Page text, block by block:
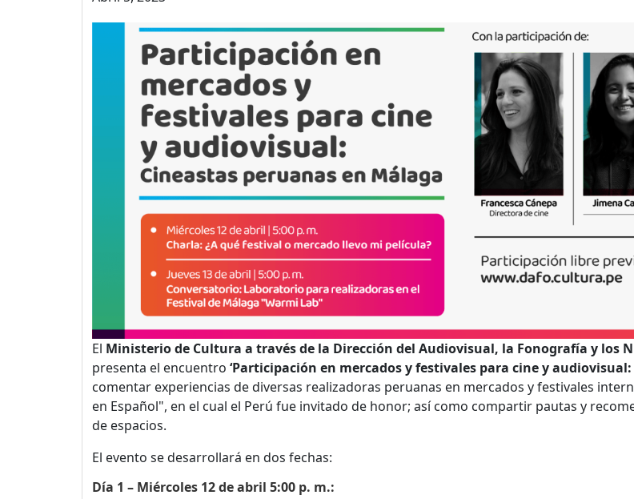
El Ministerio de Cultura a través de la Dirección del Audiovisual, la Fonografía y los
presenta el encuentro ‘Participación en mercados y festivales para cine y
comentar experiencias de diversas realizadoras peruanas en mercados y festivales
en Español", en el cual el Perú fue invitado de honor; así como compartir pautas y
de espacios.
El evento se desarrollará en dos fechas:
Día 1 – Miércoles 12 de abril 5:00 p. m.: